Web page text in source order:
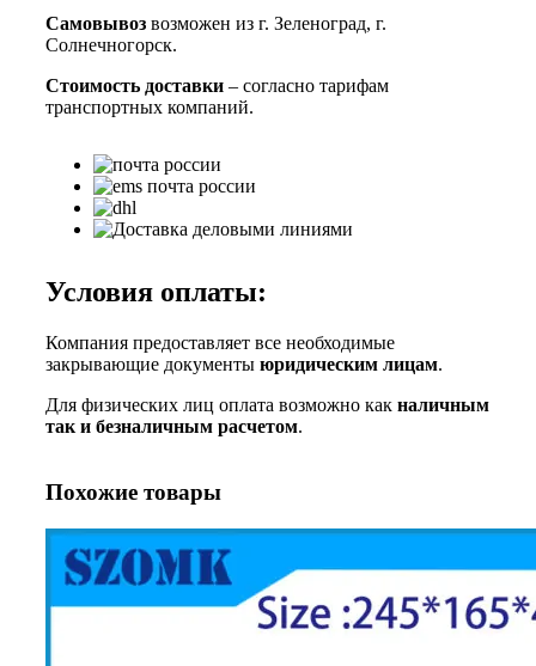
Самовывоз возможен из г. Зеленоград, г.
Солнечногорск.
Стоимость доставки – согласно тарифам
транспортных компаний.
Условия оплаты:
Компания предоставляет все необходимые
закрывающие документы юридическим лицам.
Для физических лиц оплата возможно как наличным
так и безналичным расчетом.
Похожие товары